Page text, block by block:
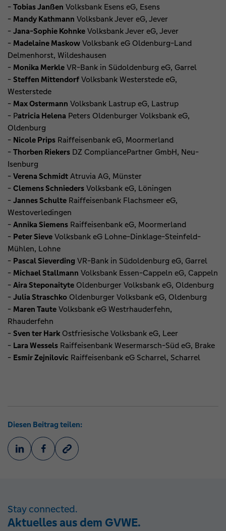
- Tobias Janßen Volksbank Esens eG, Esens
- Mandy Kathmann Volksbank Jever eG, Jever
- Jana-Sophie Kohnke Volksbank Jever eG, Jever
- Madelaine Maskow Volksbank eG Oldenburg-Land
Delmenhorst, Wildeshausen
- Monika Merkle VR-Bank in Südoldenburg eG, Garrel
- Steffen Mittendorf Volksbank Westerstede eG,
Westerstede
- Max Ostermann Volksbank Lastrup eG, Lastrup
- Patricia Helena Peters Oldenburger Volksbank eG,
Oldenburg
- Nicole Prips Raiffeisenbank eG, Moormerland
- Thorben Riekers DZ CompliancePartner GmbH, Neu-
Isenburg
- Verena Schmidt Atruvia AG, Münster
- Clemens Schnieders Volksbank eG, Löningen
- Jannes Schulte Raiffeisenbank Flachsmeer eG,
Westoverledingen
- Annika Siemens Raiffeisenbank eG, Moormerland
- Peter Sieve Volksbank eG Lohne-Dinklage-Steinfeld-
Mühlen, Lohne
- Pascal Sieverding VR-Bank in Südoldenburg eG, Garrel
- Michael Stallmann Volksbank Essen-Cappeln eG, Cappeln
- Aira Steponaityte Oldenburger Volksbank eG, Oldenburg
- Julia Straschko Oldenburger Volksbank eG, Oldenburg
- Maren Taute Volksbank eG Westrhauderfehn,
Rhauderfehn
- Sven ter Hark Ostfriesische Volksbank eG, Leer
- Lara Wessels Raiffeisenbank Wesermarsch-Süd eG, Brake
- Esmir Zejnilovic Raiffeisenbank eG Scharrel, Scharrel
Diesen Beitrag teilen:
Stay connected.
Aktuelles aus dem GVWE.